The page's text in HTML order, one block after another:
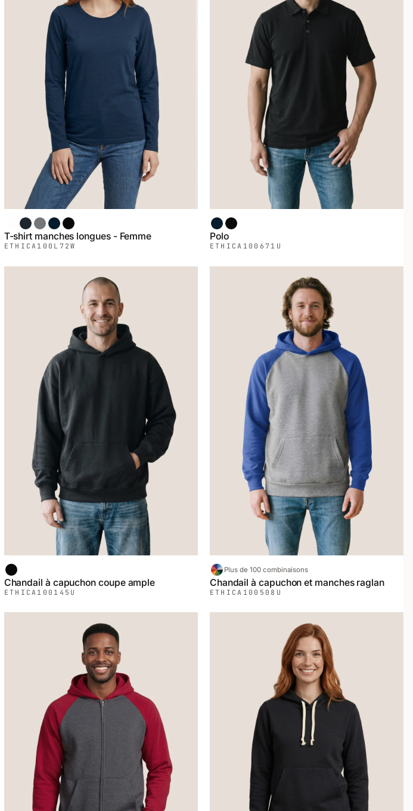
BlancChiné Noir
Chiné Gris
MarinNoir
T-shirt manches longues - Femme
ETHICA 100L72W
MarinNoir
Polo
ETHICA 100671U
Noir
Chandail à capuchon coupe ample
ETHICA 100145U
Plus de 100 combinaisons
Chandail à capuchon et manches raglan
ETHICA 100508U